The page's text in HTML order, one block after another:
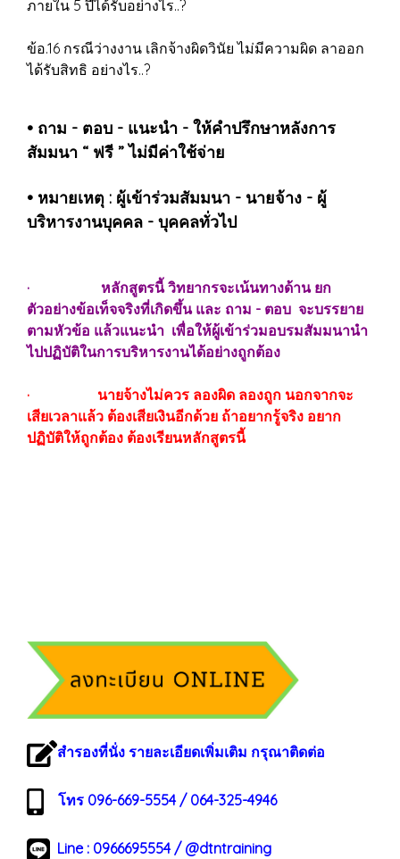
ภายใน 5 ปีได้รับอย่างไร..?
ข้อ.16 กรณีว่างงาน เลิกจ้างผิดวินัย ไม่มีความผิด ลาออก
ได้รับสิทธิ อย่างไร..?
• ถาม - ตอบ - แนะนำ - ให้คำปรึกษาหลังการ
สัมมนา “ ฟรี ” ไม่มีค่าใช้จ่าย
• หมายเหตุ : ผู้เข้าร่วมสัมมนา - นายจ้าง - ผู้
บริหารงานบุคคล - บุคคลทั่วไป
· หลักสูตรนี้ วิทยากรจะเน้นทางด้าน ยก
ตัวอย่างข้อเท็จจริงที่เกิดขึ้น และ ถาม - ตอบ จะบรรยาย
ตามหัวข้อ แล้วแนะนำ เพื่อให้ผู้เข้าร่วมอบรมสัมมนานำ
ไปปฏิบัติในการบริหารงานได้อย่างถูกต้อง
· นายจ้างไม่ควร ลองผิด ลองถูก นอกจากจะ
เสียเวลาแล้ว ต้องเสียเงินอีกด้วย ถ้าอยากรู้จริง อยาก
ปฏิบัติให้ถูกต้อง ต้องเรียนหลักสูตรนี้
สำรองที่นั่ง รายละเอียดเพิ่มเติม กรุณาติดต่อ
โทร 096-669-5554 / 064-325-4946
Line : 0966695554/ @dtntraining